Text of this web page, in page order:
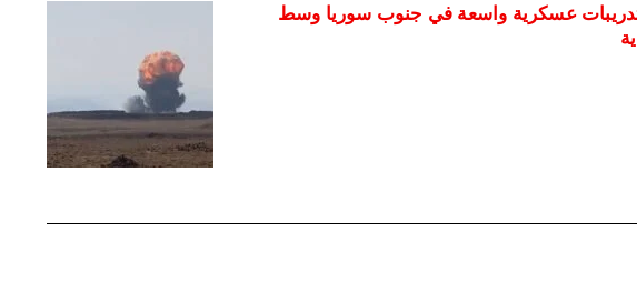
تدريبات عسكرية واسعة في جنوب سوريا وسط